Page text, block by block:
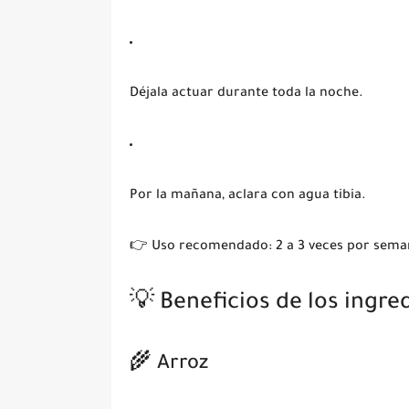
Déjala actuar durante toda la noche.
Por la mañana, aclara con agua tibia.
👉 Uso recomendado: 2 a 3 veces por
💡 Beneficios de los
🌾 Arroz